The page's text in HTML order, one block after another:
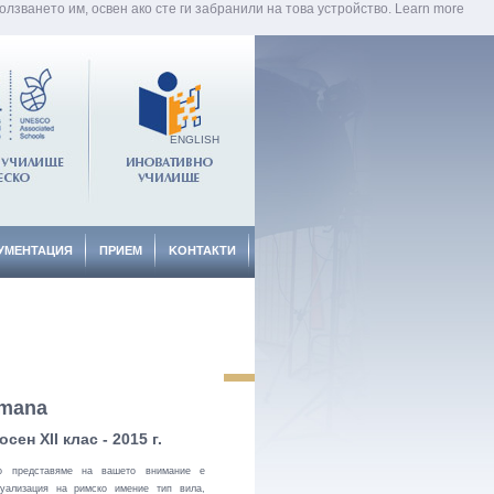
им, освен ако сте ги забранили на това устройство. Learn more
ENGLISH
ПРИЕМ KОНТАКТИ
XII клас - 2015 г.
представяме на вашето внимание е
на римско имение тип вила,